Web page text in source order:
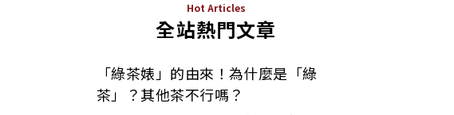
Hot Articles
全站熱門文章
「綠茶婊」的由來！為什麼是「綠
茶」？其他茶不行嗎？